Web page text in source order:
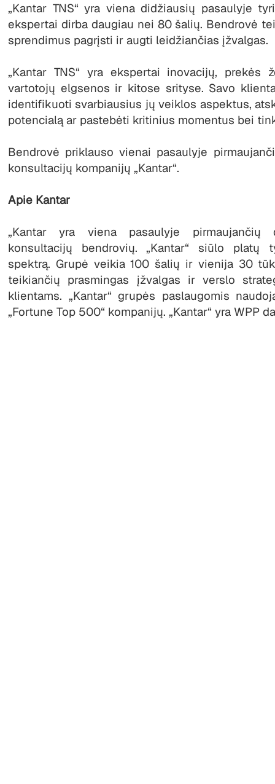
„Kantar TNS“ yra viena didžiausių pasaulyje
ekspertai dirba daugiau nei 80 šalių. Bendrovė
sprendimus pagrįsti ir augti leidžiančias įžvalgas.
„Kantar TNS“ yra ekspertai inovacijų, prekės
vartotojų elgsenos ir kitose srityse. Savo
identifikuoti svarbiausius jų veiklos aspektus,
potencialą ar pastebėti kritinius momentus bei
Bendrovė priklauso vienai pasaulyje
konsultacijų kompanijų „Kantar“.
Apie Kantar
„Kantar yra viena pasaulyje
konsultacijų bendrovių. „Kantar“ siūlo platų
spektrą. Grupė veikia 100 šalių ir vienija 30
teikiančių prasmingas įžvalgas ir verslo
klientams. „Kantar“ grupės paslaugomis
„Fortune Top 500“ kompanijų. „Kantar“ yra WPP